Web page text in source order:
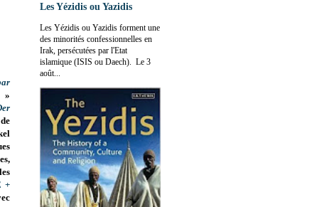
»
+
Les Yézidis ou Yazidis
Les Yézidis ou Yazidis forment une
des minorités confessionnelles en
Irak, persécutées par l'Etat
islamique (ISIS ou Daech). Le 3
août...